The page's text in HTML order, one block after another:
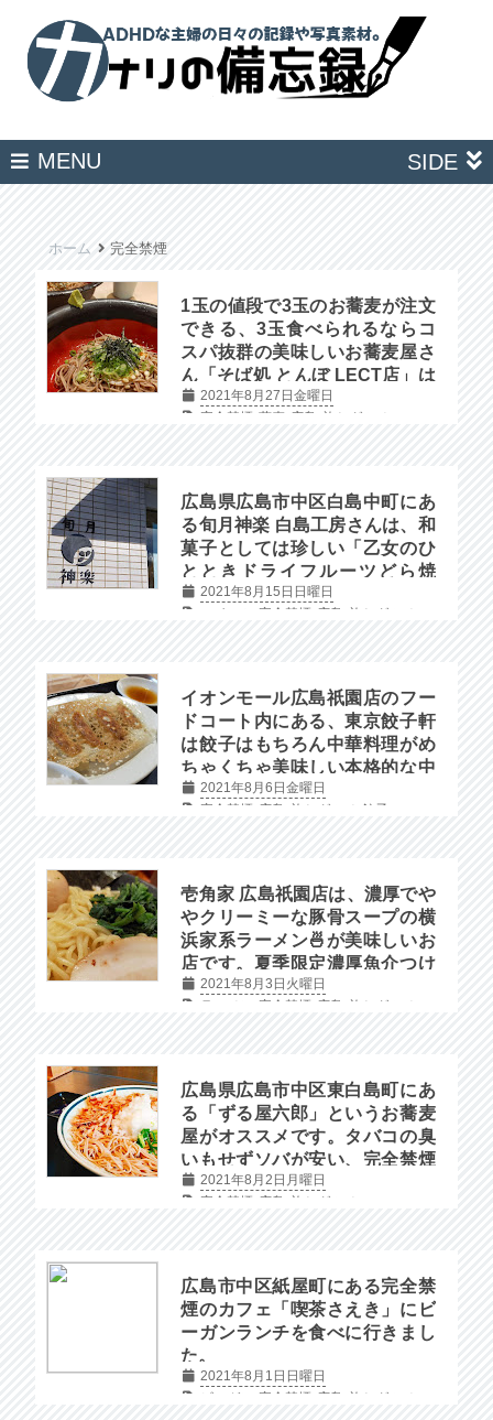
MENU SIDE
ホーム 完全禁煙
1玉の値段で3玉のお蕎麦が注文
できる、3玉食べられるならコ
スパ抜群の美味しいお蕎麦屋さ
ん「そば処 とんぼ LECT店」は
お腹いっぱいお蕎麦が食べられ
2021年8月27日金曜日
完全禁煙 蕎麦 広島 旅とグルメ
広島県広島市中区白島中町にあ
る旬月神楽 白島工房さんは、和
菓子としては珍しい「乙女のひ
とときドライフルーツどら焼
き」などが買えるオシャレな和
2021年8月15日日曜日
スイーツ
完全禁煙 広島 旅とグルメ
イオンモール広島祇園店のフー
ドコート内にある、東京餃子軒
は餃子はもちろん中華料理がめ
ちゃくちゃ美味しい本格的な中
華料理店です。
2021年8月6日金曜日
完全禁煙 広島 旅とグルメ 餃子
壱角家 広島祇園店は、濃厚でや
やクリーミーな豚骨スープの横
浜家系ラーメン🍜が美味しいお
店です。夏季限定濃厚魚介つけ
麺もあり。
2021年8月3日火曜日
ラーメン
完全禁煙 広島 旅とグルメ
広島県広島市中区東白島町にあ
る「ずる屋六郎」というお蕎麦
屋がオススメです。タバコの臭
いもせずソバが安い、完全禁煙
で美味しいお店です！
2021年8月2日月曜日
完全禁煙 広島 旅とグルメ
広島市中区紙屋町にある完全禁
煙のカフェ「喫茶さえき」にビ
ーガンランチを食べに行きまし
た。
2021年8月1日日曜日
ビーガン
完全禁煙 広島 旅とグルメ